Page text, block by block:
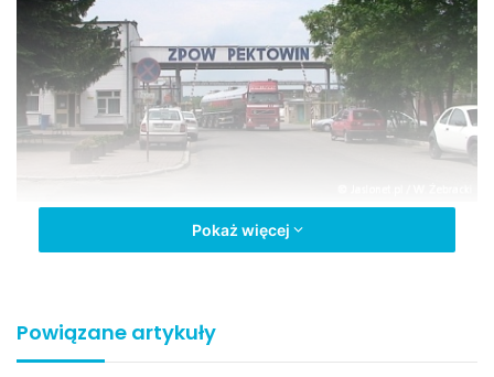
W myśl zawartego porozumienia w okresie od września do
Edmund Gondek
Pokaż więcej
Powiązane artykuły